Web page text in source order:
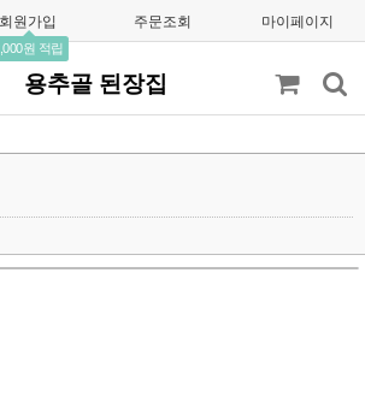
회원가입
원 적립
주문조회 마이페이지
용추골 된장집